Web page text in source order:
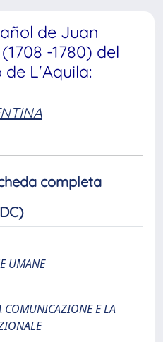
de Juan
-1780) del
L'Aquila:
completa
UMANE
COMUNICAZIONE E LA